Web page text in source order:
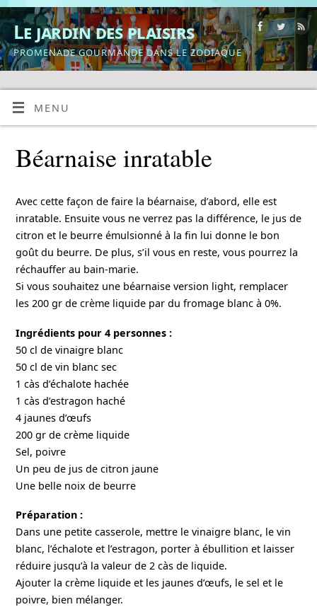
Le jardin des plaisirs
PROMENADE GOURMANDE DANS LE ZODIAQUE
MENU
Béarnaise inratable
Avec cette façon de faire la béarnaise, d’abord, elle est
inratable. Ensuite vous ne verrez pas la différence, le jus de
citron et le beurre émulsionné à la fin lui donne le bon
goût du beurre. De plus, s’il vous en reste, vous pourrez la
réchauffer au bain-marie.
Si vous souhaitez une béarnaise version light, remplacer
les 200 gr de crème liquide par du fromage blanc à 0%.
Ingrédients pour 4 personnes :
50 cl de vinaigre blanc
50 cl de vin blanc sec
1 càs d’échalote hachée
1 càs d’estragon haché
4 jaunes d’œufs
200 gr de crème liquide
Sel, poivre
Un peu de jus de citron jaune
Une belle noix de beurre
Préparation :
Dans une petite casserole, mettre le vinaigre blanc, le vin
blanc, l’échalote et l’estragon, porter à ébullition et laisser
réduire jusqu’à la valeur de 2 càs de liquide.
Ajouter la crème liquide et les jaunes d’œufs, le sel et le
poivre, bien mélanger.